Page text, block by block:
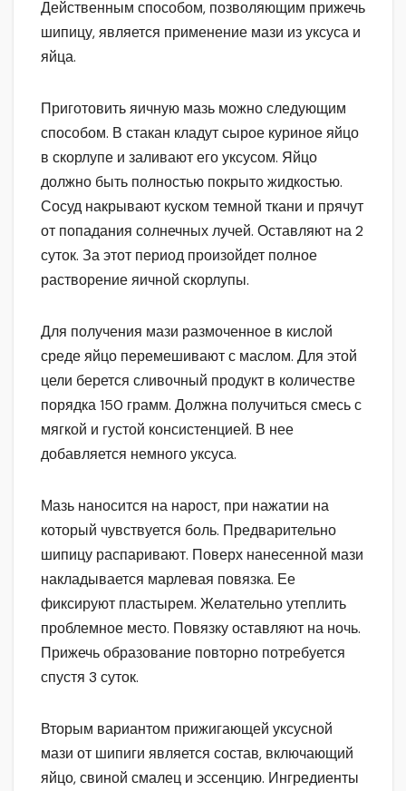
Действенным способом, позволяющим прижечь
шипицу, является применение мази из уксуса и
яйца.
Приготовить яичную мазь можно следующим
способом. В стакан кладут сырое куриное яйцо
в скорлупе и заливают его уксусом. Яйцо
должно быть полностью покрыто жидкостью.
Сосуд накрывают куском темной ткани и прячут
от попадания солнечных лучей. Оставляют на 2
суток. За этот период произойдет полное
растворение яичной скорлупы.
Для получения мази размоченное в кислой
среде яйцо перемешивают с маслом. Для этой
цели берется сливочный продукт в количестве
порядка 150 грамм. Должна получиться смесь с
мягкой и густой консистенцией. В нее
добавляется немного уксуса.
Мазь наносится на нарост, при нажатии на
который чувствуется боль. Предварительно
шипицу распаривают. Поверх нанесенной мази
накладывается марлевая повязка. Ее
фиксируют пластырем. Желательно утеплить
проблемное место. Повязку оставляют на ночь.
Прижечь образование повторно потребуется
спустя 3 суток.
Вторым вариантом прижигающей уксусной
мази от шипиги является состав, включающий
яйцо, свиной смалец и эссенцию. Ингредиенты